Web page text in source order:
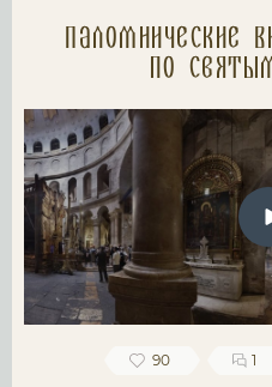
Паломнические
по
90 1